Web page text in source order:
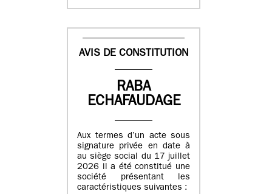
AVIS DE CONSTITUTION
RABA
ECHAFAUDAGE
Aux termes d’un acte sous
signature privée en date à
au siège social du 17 juillet
2026 il a été constitué une
société présentant les
caractéristiques suivantes :